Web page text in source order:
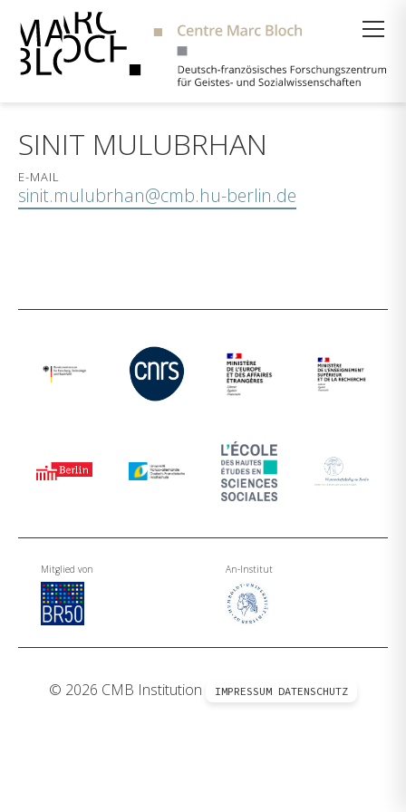
SINIT MULUBRHAN
E-MAIL
sinit.mulubrhan@cmb.hu-berlin.de
Mitglied von An-Institut
© 2026 CMB Institution IMPRESSUM DATENSCHUTZ